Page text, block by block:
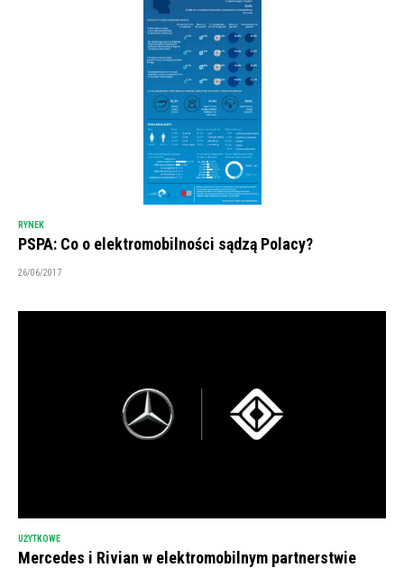
RYNEK
PSPA: Co o elektromobilności sądzą Polacy?
26/06/2017
UŻYTKOWE
Mercedes i Rivian w elektromobilnym partnerstwie